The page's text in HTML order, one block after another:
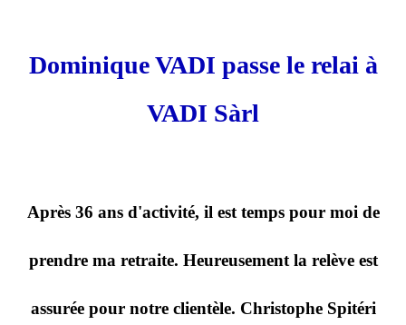
Dominique VADI passe le relai à
VADI Sàrl
Après 36 ans d'activité, il est temps pour moi de
prendre ma retraite. Heureusement la relève est
assurée pour notre clientèle. Christophe Spitéri